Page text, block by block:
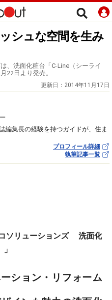
シュな空間を生み
、洗面化粧台「C-Line（シーライ
22日より発売。
更新日： 2014年11月17日
編集長の経験を持つガイドが、住ま
プロフィール詳細
執筆記事一覧
コソリューションズ 洗面化
ション・リフォーム